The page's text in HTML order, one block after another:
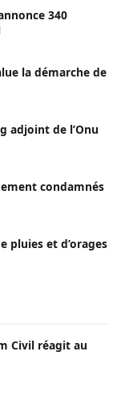
340
la démarche de
condamnés
pluies et d’orages
Civil réagit au